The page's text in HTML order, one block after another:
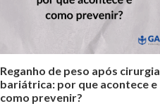
Reganho de peso após cirurgia
bariátrica: por que acontece e
como prevenir?